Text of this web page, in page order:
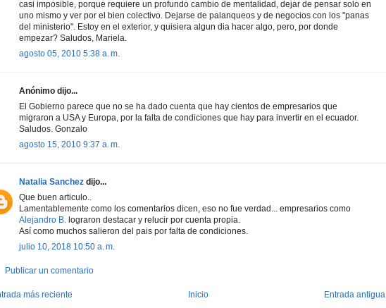
casi imposible, porque requiere un profundo cambio de mentalidad, dejar de pensar solo en
uno mismo y ver por el bien colectivo. Dejarse de palanqueos y de negocios con los "panas
del ministerio". Estoy en el exterior, y quisiera algun dia hacer algo, pero, por donde
empezar? Saludos, Mariela.
agosto 05, 2010 5:38 a. m.
Anónimo dijo...
El Gobierno parece que no se ha dado cuenta que hay cientos de empresarios que
migraron a USA y Europa, por la falta de condiciones que hay para invertir en el ecuador.
Saludos. Gonzalo
agosto 15, 2010 9:37 a. m.
Natalia Sanchez dijo...
Que buen articulo..
Lamentablemente como los comentarios dicen, eso no fue verdad... empresarios como
Alejandro B. lograron destacar y relucir por cuenta propia.
Así como muchos salieron del pais por falta de condiciones.
julio 10, 2018 10:50 a. m.
Publicar un comentario
más reciente Entrada antigua
Inicio